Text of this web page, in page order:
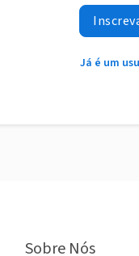
Já é um
Sobre Nós